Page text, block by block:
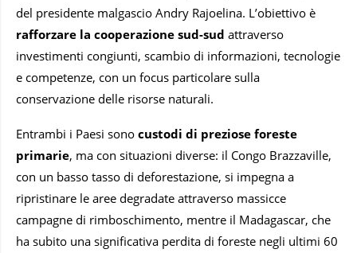
del presidente malgascio Andry Rajoelina. L’obiettivo è
rafforzare la cooperazione sud-sud attraverso
investimenti congiunti, scambio di informazioni, tecnologie
e competenze, con un focus particolare sulla
conservazione delle risorse naturali.
Entrambi i Paesi sono custodi di preziose foreste
primarie, ma con situazioni diverse: il Congo Brazzaville,
con un basso tasso di deforestazione, si impegna a
ripristinare le aree degradate attraverso massicce
campagne di rimboschimento, mentre il Madagascar, che
ha subito una significativa perdita di foreste negli ultimi 60